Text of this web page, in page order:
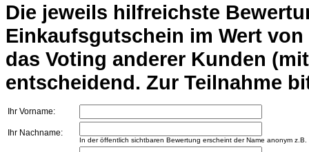
Die jeweils hilfreichste
Einkaufsgutschein im Wert
das Voting anderer Kunden
entscheidend. Zur Teilnahme
Ihr Vorname:
Ihr Nachname:
In der öffentlich sichtbaren Bewertung erscheint der Name anonym